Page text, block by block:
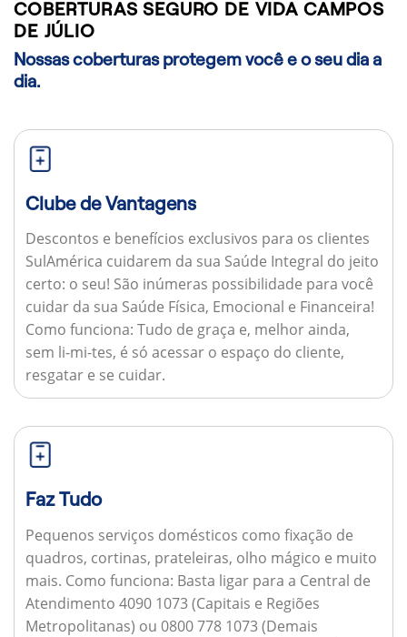
COBERTURAS SEGURO DE VIDA CAMPOS
DE JÚLIO
Nossas coberturas protegem você e o seu dia a
dia.
Clube de Vantagens
Descontos e benefícios exclusivos para os clientes
SulAmérica cuidarem da sua Saúde Integral do jeito
certo: o seu! São inúmeras possibilidade para você
cuidar da sua Saúde Física, Emocional e Financeira!
Como funciona: Tudo de graça e, melhor ainda,
sem li-mi-tes, é só acessar o espaço do cliente,
resgatar e se cuidar.
Faz Tudo
Pequenos serviços domésticos como fixação de
quadros, cortinas, prateleiras, olho mágico e muito
mais. Como funciona: Basta ligar para a Central de
Atendimento 4090 1073 (Capitais e Regiões
Metropolitanas) ou 0800 778 1073 (Demais